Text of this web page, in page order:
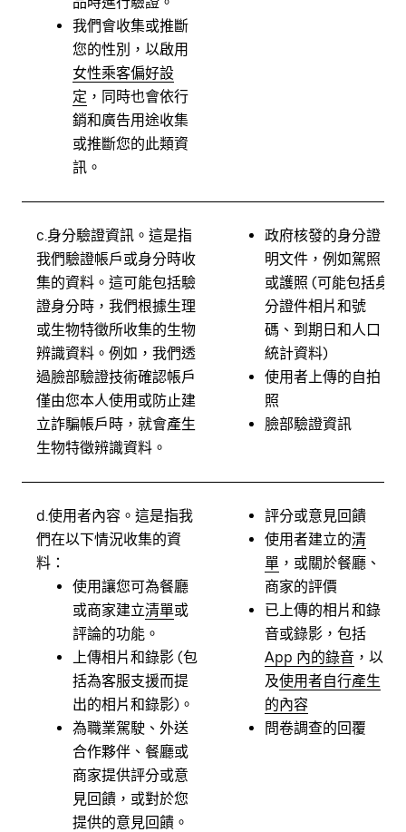
我們會收集或推斷
您的性別，以啟用
女性乘客偏好設
定 ，同時也會依行
銷和廣告用途收集
或推斷您的此類資
訊。
c. 身分驗證資訊。 這是指
我們驗證帳戶或身分時收
集的資料。這可能包括驗
證身分時，我們根據生理
或生物特徵所收集的生物
辨識資料。例如，我們透
過臉部驗證技術確認帳戶
僅由您本人使用或防止建
立詐騙帳戶時，就會產生
生物特徵辨識資料。
政府核發的身分證
明文件，例如駕照
或護照 (可能包括身
分證件相片和號
碼、到期日和人口
統計資料)
使用者上傳的自拍
照
臉部驗證資訊
d. 使用者內容。 這是指我
們在以下情況收集的資
料：
使用讓您可為餐廳
或商家建立清單或
評論的功能。
上傳相片和錄影 (包
括為客服支援而提
出的相片和錄影)。
為職業駕駛、外送
合作夥伴、餐廳或
商家提供評分或意
見回饋，或對於您
提供的意見回饋。
評分或意見回饋
使用者建立的清
單 ，或關於餐廳、
商家的評價
已上傳的相片和錄
音或錄影，包括
App 內的錄音 ，以
及使用者自行產生
的內容
問卷調查的回覆